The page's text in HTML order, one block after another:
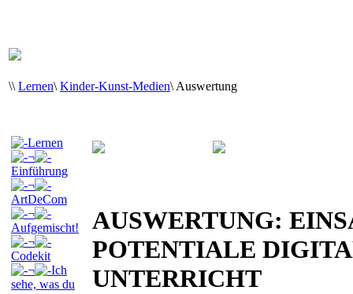
\\ Lernen\ Kinder-Kunst-Medien\ Auswertung
Lernen
¬
Einführung
¬
ArtDeCom
¬
Aufgemischt!
¬
Codekit
¬
Ich
sehe, was du
AUSWERTUNG:
POTENTIALE
UNTERRICHT